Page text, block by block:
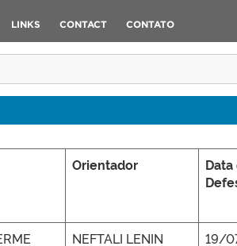
LINKS CONTACT CONTATO
Orientador
Data
NEFTALI LENIN
19/